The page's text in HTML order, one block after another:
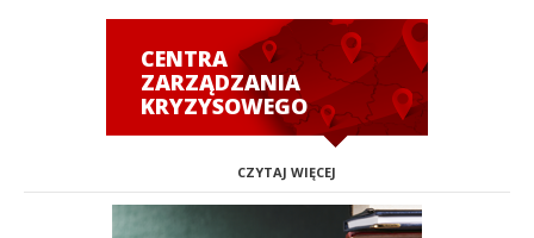
CENTRA
ZARZĄDZANIA
KRYZYSOWEGO
CZYTAJ WIĘCEJ